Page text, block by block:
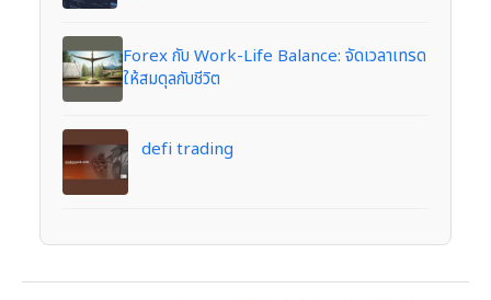
Forex กับ Work-Life Balance: จัดเวลาเทรด
ให้สมดุลกับชีวิต
defi trading